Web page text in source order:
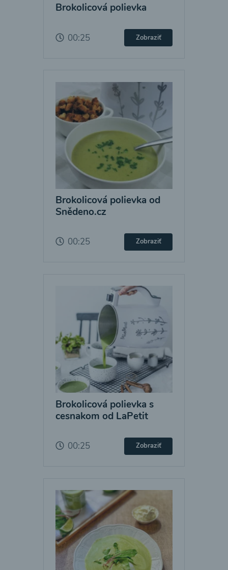
Brokolicová polievka
00:25 Zobraziť
Brokolicová polievka od
Snědeno.cz
00:25 Zobraziť
Brokolicová polievka s
cesnakom od LaPetit
00:25 Zobraziť